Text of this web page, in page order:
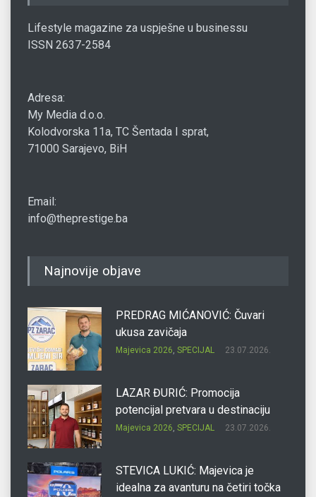
Lifestyle magazine za uspješne u businessu
ISSN 2637-2584
Adresa:
My Media d.o.o.
Kolodvorska 11a, TC Šentada I sprat,
71000 Sarajevo, BiH
Email:
info@theprestige.ba
Najnovije objave
PREDRAG MIĆANOVIĆ: Čuvari
ukusa zavičaja
Majevica 2026, SPECIJAL 23.07.2026.
LAZAR ĐURIĆ: Promocija
potencijal pretvara u destinaciju
Majevica 2026, SPECIJAL 23.07.2026.
STEVICA LUKIĆ: Majevica je
idealna za avanturu na četiri točka